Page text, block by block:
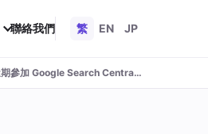
聯絡我們 繁 EN JP
YUSIHK 近期參加 Google Search Central Live